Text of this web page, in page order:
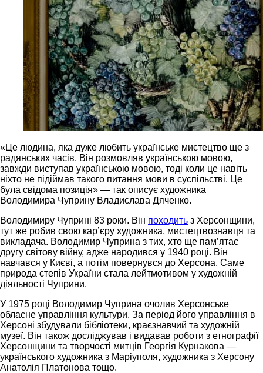
«Це людина, яка дуже любить українське мистецтво ще з
радянських часів. Він розмовляв українською мовою,
завжди виступав українською мовою, тоді коли це навіть
ніхто не підіймав такого питання мови в суспільстві. Це
була свідома позиція» — так описує художника
Володимира Чуприну Владислава Дяченко.
Володимиру Чуприні 83 роки. Він походить з Херсонщини,
тут же робив свою кар’єру художника, мистецтвознавця та
викладача. Володимир Чуприна з тих, хто ще пам’ятає
другу світову війну, адже народився у 1940 році. Він
навчався у Києві, а потім повернувся до Херсона. Саме
природа степів України стала лейтмотивом у художній
діяльності Чуприни.
У 1975 році Володимир Чуприна очолив Херсонське
обласне управління культури. За період його управління в
Херсоні збудували бібліотеки, краєзнавчий та художній
музеї. Він також досліджував і видавав роботи з етнографії
Херсонщини та творчості митців Георгія Курнакова —
українського художника з Маріуполя, художника з Херсону
Анатолія Платонова тощо.